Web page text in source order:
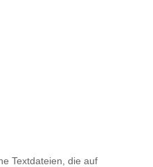
Textdateien, die auf